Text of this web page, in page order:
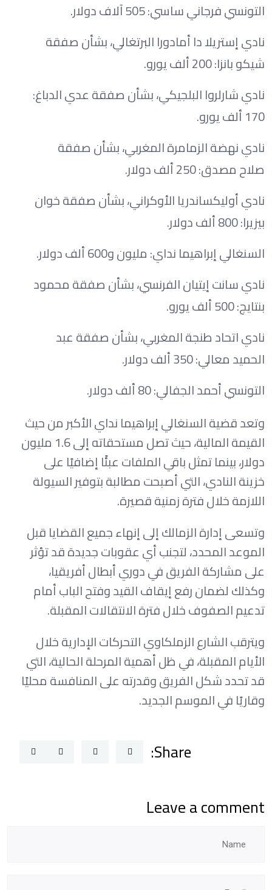
التونسي فرجاني ساسي: 505 آلاف دولار.
نادي إستريلا دا أمادورا البرتغالي، بشأن صفقة
شيكو بانزا: 200 ألف يورو.
نادي شارلروا البلجيكي، بشأن صفقة عدي الدباغ:
170 ألف يورو.
نادي نهضة الزمامرة المغربي، بشأن صفقة
صلاح مصدق: 250 ألف دولار.
نادي أوليكساندريا الأوكراني، بشأن صفقة خوان
بيزيرا: 800 ألف دولار.
السنغالي إبراهيما نداي: مليون و600 ألف دولار.
نادي سانت إيتيان الفرنسي، بشأن صفقة محمود
بنتايج: 500 ألف يورو.
نادي اتحاد طنجة المغربي، بشأن صفقة عبد
الحميد معالي: 350 ألف دولار.
التونسي أحمد الجفالي: 80 ألف دولار.
وتعد قضية السنغالي إبراهيما نداي الأكبر من حيث
القيمة المالية، حيث تصل مستحقاته إلى 1.6 مليون
دولار، بينما تمثل باقي الملفات عبئًا إضافيًا على
خزينة النادي، التي أصبحت مطالبة بتوفير السيولة
اللازمة خلال فترة زمنية قصيرة.
وتسعى إدارة الزمالك إلى إنهاء جميع القضايا قبل
الموعد المحدد، لتجنب أي عقوبات جديدة قد تؤثر
على مشاركة الفريق في دوري أبطال أفريقيا،
وكذلك لضمان رفع إيقاف القيد وفتح الباب أمام
تدعيم الصفوف خلال فترة الانتقالات المقبلة.
ويترقب الشارع الزملكاوي التحركات الإدارية خلال
الأيام المقبلة، في ظل أهمية المرحلة الحالية، التي
قد تحدد شكل الفريق وقدرته على المنافسة محليًا
وقاريًا في الموسم الجديد.
Share:
Leave a comment